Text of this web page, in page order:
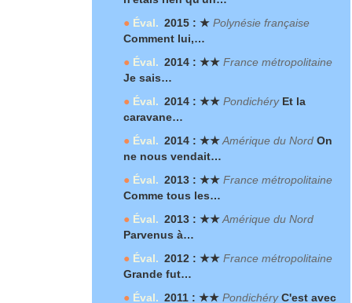
● Éval. 2015 : ★ Polynésie française
Comment lui,…
● Éval. 2014 : ★★ France métropolitaine
Je sais…
● Éval. 2014 : ★★ Pondichéry Et la
caravane…
● Éval. 2014 : ★★Amérique du Nord On
ne nous vendait…
● Éval. 2013 : ★★ France métropolitaine
Comme tous les…
● Éval. 2013 : ★★Amérique du Nord
Parvenus à…
● Éval. 2012 : ★★ France métropolitaine
Grande fut…
● Éval. 2011 : ★★ PondichéryC'est avec